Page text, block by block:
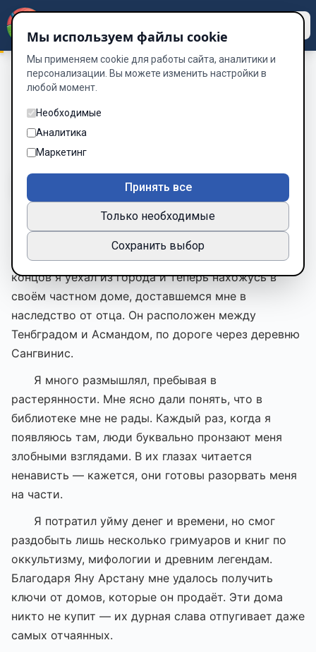
Архарим / День седьмой. 17 мая
День седьмой. 17 мая
Глава 6 из 18
Шрифт
Последние дни я почти безвылазно проводил в
библиотеке, но так ничего и не нашёл. В конце
концов я уехал из города и теперь нахожусь в
своём частном доме, доставшемся мне в
наследство от отца. Он расположен между
Тенбградом и Асмандом, по дороге через деревню
Сангвинис.
Я много размышлял, пребывая в
растерянности. Мне ясно дали понять, что в
библиотеке мне не рады. Каждый раз, когда я
появляюсь там, люди буквально пронзают меня
злобными взглядами. В их глазах читается
ненависть — кажется, они готовы разорвать меня
на части.
Я потратил уйму денег и времени, но смог
раздобыть лишь несколько гримуаров и книг по
оккультизму, мифологии и древним легендам.
Благодаря Яну Арстану мне удалось получить
ключи от домов, которые он продаёт. Эти дома
никто не купит — их дурная слава отпугивает даже
самых отчаянных.
Мы используем файлы cookie
Мы применяем cookie для работы сайта, аналитики и
персонализации. Вы можете изменить настройки в
любой момент.
Необходимые
Аналитика
Маркетинг
Принять все
Только необходимые
Сохранить выбор